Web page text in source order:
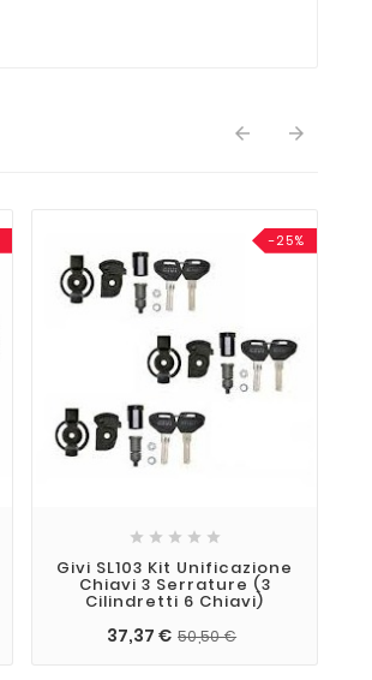
 
-25%
    
Givi SL103 Kit Unificazione
Chiavi 3 Serrature (3
Cilindretti 6 Chiavi)
37,37 € 50,50 €